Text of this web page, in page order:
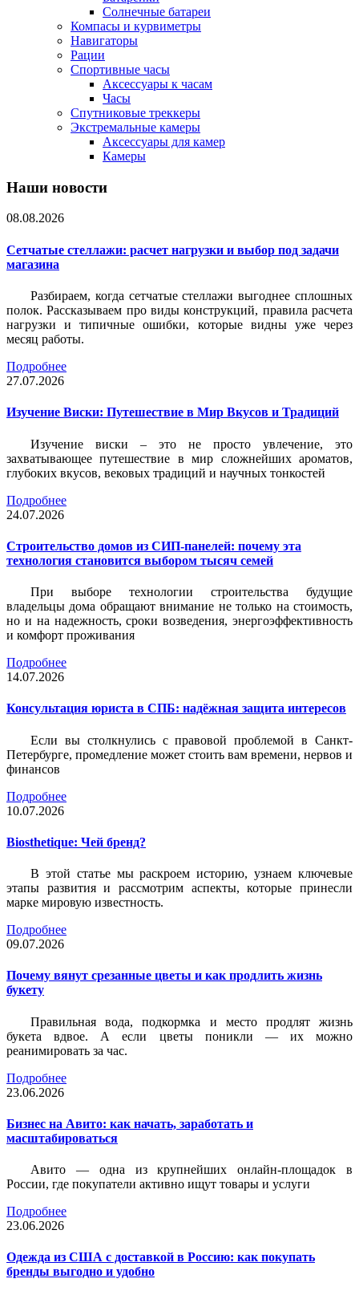
Солнечные батареи
Компасы и курвиметры
Навигаторы
Рации
Спортивные часы
Аксессуары к часам
Часы
Спутниковые треккеры
Экстремальные камеры
Аксессуары для камер
Камеры
Наши новости
08.08.2026
Сетчатые стеллажи: расчет нагрузки и выбор под задачи
магазина
Разбираем, когда сетчатые стеллажи выгоднее сплошных
полок. Рассказываем про виды конструкций, правила расчета
нагрузки и типичные ошибки, которые видны уже через
месяц работы.
Подробнее
27.07.2026
Изучение Виски: Путешествие в Мир Вкусов и Традиций
Изучение виски – это не просто увлечение, это
захватывающее путешествие в мир сложнейших ароматов,
глубоких вкусов, вековых традиций и научных тонкостей
Подробнее
24.07.2026
Строительство домов из СИП-панелей: почему эта
технология становится выбором тысяч семей
При выборе технологии строительства будущие
владельцы дома обращают внимание не только на стоимость,
но и на надежность, сроки возведения, энергоэффективность
и комфорт проживания
Подробнее
14.07.2026
Консультация юриста в СПБ: надёжная защита интересов
Если вы столкнулись с правовой проблемой в Санкт-
Петербурге, промедление может стоить вам времени, нервов и
финансов
Подробнее
10.07.2026
Biosthetique: Чей бренд?
В этой статье мы раскроем историю, узнаем ключевые
этапы развития и рассмотрим аспекты, которые принесли
марке мировую известность.
Подробнее
09.07.2026
Почему вянут срезанные цветы и как продлить жизнь
букету
Правильная вода, подкормка и место продлят жизнь
букета вдвое. А если цветы поникли — их можно
реанимировать за час.
Подробнее
23.06.2026
Бизнес на Авито: как начать, заработать и
масштабироваться
Авито — одна из крупнейших онлайн-площадок в
России, где покупатели активно ищут товары и услуги
Подробнее
23.06.2026
Одежда из США с доставкой в Россию: как покупать
бренды выгодно и удобно